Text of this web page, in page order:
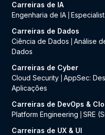
Carreiras de IA
Engenharia de IA
Carreiras de Dados
Ciência de Dados
Análise
Dados
Carreiras de Cyber
Cloud Security AppSec:
Aplicações
Carreiras de DevOps &
Platform Engineering
SRE
Carreiras de UX & UI